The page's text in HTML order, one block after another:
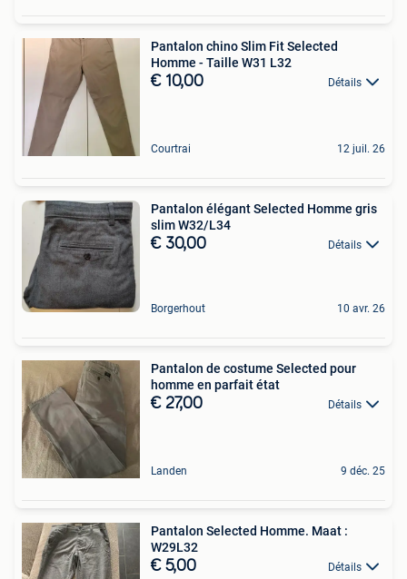
Pantalon chino Slim Fit Selected
Homme - Taille W31 L32
€ 10,00 Détails
Courtrai 12 juil. 26
Pantalon élégant Selected Homme gris
slim W32/L34
€ 30,00 Détails
Borgerhout 10 avr. 26
Pantalon de costume Selected pour
homme en parfait état
€ 27,00 Détails
Landen 9 déc. 25
Pantalon Selected Homme. Maat :
W29L32
€ 5,00 Détails